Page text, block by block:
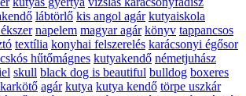
lábtörlő kis angol agár kutyaiskola
napelem magyar agár könyv tappancsos
textília konyhai felszerelés karácsonyi égősor
hűtőmágnes kutyakendő németjuhász
skull black dog is beautiful bulldog boxeres
karkötő agár kutya kutya kendő törpe uszkár